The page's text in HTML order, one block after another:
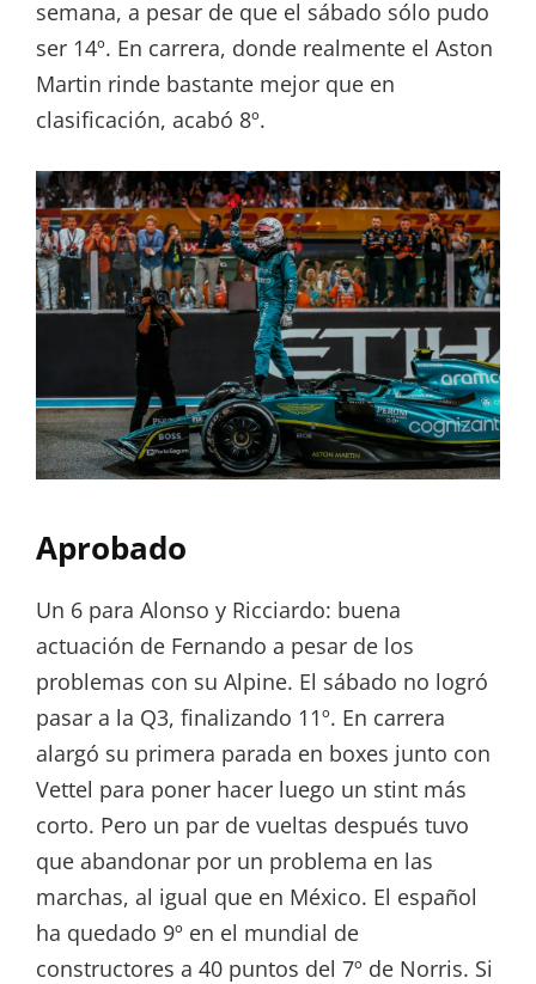
semana, a pesar de que el sábado sólo pudo
ser 14º. En carrera, donde realmente el Aston
Martin rinde bastante mejor que en
clasificación, acabó 8º.
Aprobado
Un 6 para Alonso y Ricciardo: buena
actuación de Fernando a pesar de los
problemas con su Alpine. El sábado no logró
pasar a la Q3, finalizando 11º. En carrera
alargó su primera parada en boxes junto con
Vettel para poner hacer luego un stint más
corto. Pero un par de vueltas después tuvo
que abandonar por un problema en las
marchas, al igual que en México. El español
ha quedado 9º en el mundial de
constructores a 40 puntos del 7º de Norris. Si